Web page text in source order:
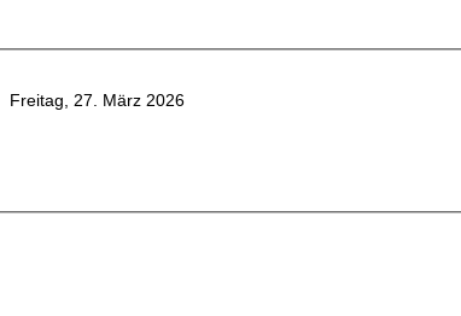
Freitag, 27. März 2026